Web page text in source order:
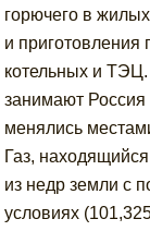
горючего в
и
котельных и
занимают
менялись
Газ,
из недр земли с
условиях